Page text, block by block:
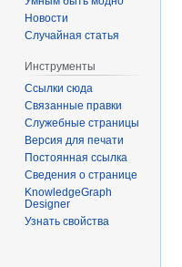
Новости
Случайная статья
Инструменты
Ссылки сюда
Связанные правки
Служебные страницы
Версия для печати
Постоянная ссылка
Сведения о странице
KnowledgeGraph
Designer
Узнать свойства